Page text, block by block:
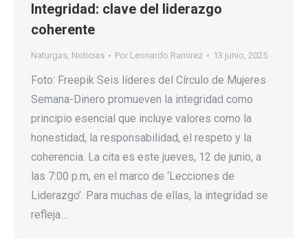
Integridad: clave del liderazgo
coherente
Naturgas, Noticias Por Leonardo Ramirez 13 junio, 2025
Foto: Freepik Seis líderes del Círculo de Mujeres
Semana-Dinero promueven la integridad como
principio esencial que incluye valores como la
honestidad, la responsabilidad, el respeto y la
coherencia. La cita es este jueves, 12 de junio, a
las 7:00 p.m, en el marco de ‘Lecciones de
Liderazgo’. Para muchas de ellas, la integridad se
refleja…